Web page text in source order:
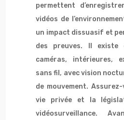
permettent
vidéos de
un impact dissuasif et
des preuves. Il existe
caméras, intérieures,
sans fil, avec vision
de mouvement.
vie privée et la
vidéosurveillance.